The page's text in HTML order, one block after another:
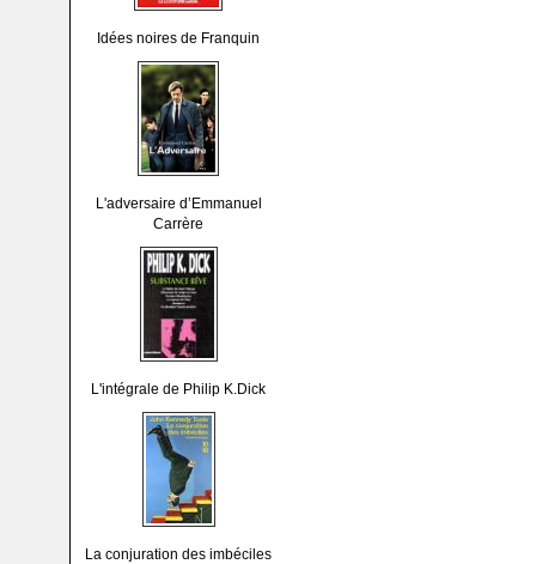
Idées noires de Franquin
L'adversaire d’Emmanuel
Carrère
L'intégrale de Philip K.Dick
La conjuration des imbéciles